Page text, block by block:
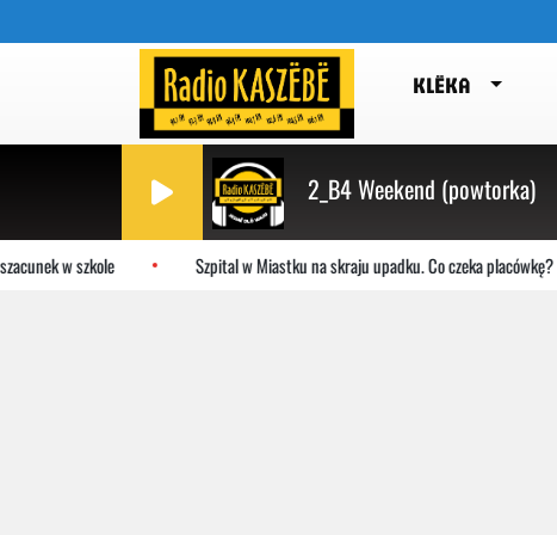
KLËKA
2_B4 Weekend (powtorka)
w szkole Szpital w Miastku na skraju upadku. Co czeka placówkę?